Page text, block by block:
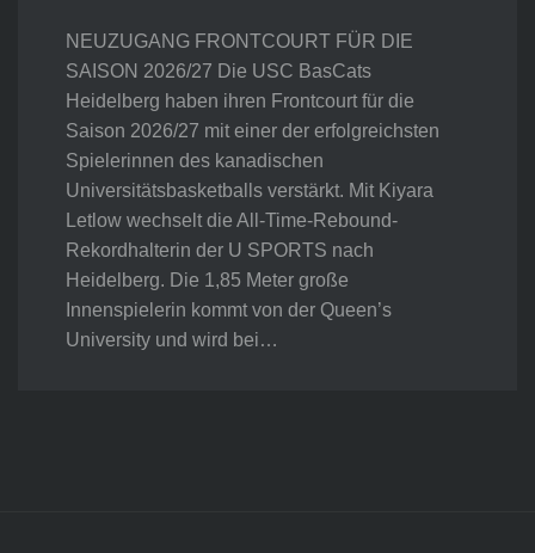
NEUZUGANG FRONTCOURT FÜR DIE
SAISON 2026/27 Die USC BasCats
Heidelberg haben ihren Frontcourt für die
Saison 2026/27 mit einer der erfolgreichsten
Spielerinnen des kanadischen
Universitätsbasketballs verstärkt. Mit Kiyara
Letlow wechselt die All-Time-Rebound-
Rekordhalterin der U SPORTS nach
Heidelberg. Die 1,85 Meter große
Innenspielerin kommt von der Queen’s
University und wird bei…